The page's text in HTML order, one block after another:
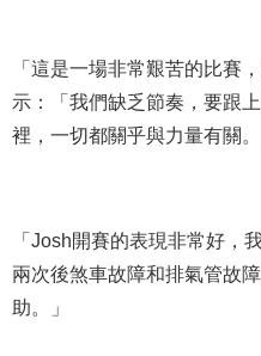
「這是一場非常艱苦的比賽
示：「我們缺乏節奏，要跟
裡，一切都關乎與力量有關。
「Josh開賽的表現非常好，
兩次後煞車故障和排氣管故
助。」